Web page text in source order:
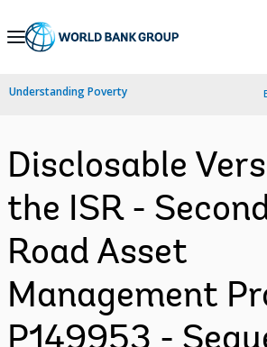
Skip
Navigation
Understanding Poverty
Disclosable
the ISR -
Road Asset
Management